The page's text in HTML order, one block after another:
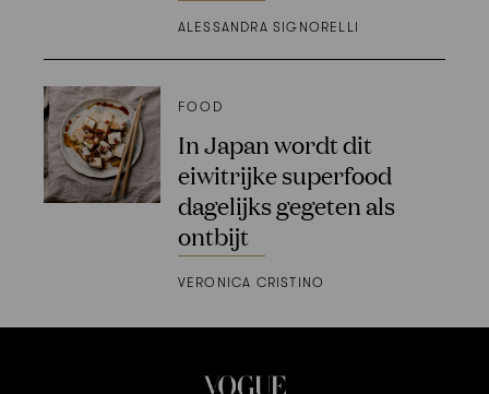
ALESSANDRA SIGNORELLI
FOOD
In Japan wordt dit
eiwitrijke superfood
dagelijks gegeten als
ontbijt
VERONICA CRISTINO